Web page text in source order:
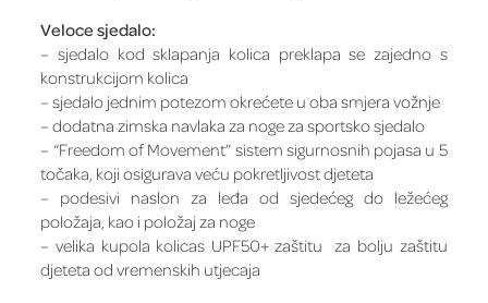
Veloce sjedalo:
– sjedalo kod sklapanja kolica preklapa se zajedno s
konstrukcijom kolica
– sjedalo jednim potezom okrećete u oba smjera vožnje
– dodatna zimska navlaka za noge za sportsko sjedalo
– “Freedom of Movement” sistem sigurnosnih pojasa u 5
točaka, koji osigurava veću pokretljivost djeteta
– podesivi naslon za leđa od sjedećeg do ležećeg
položaja, kao i položaj za noge
– velika kupola kolicas UPF50+ zaštitu za bolju zaštitu
djeteta od vremenskih utjecaja